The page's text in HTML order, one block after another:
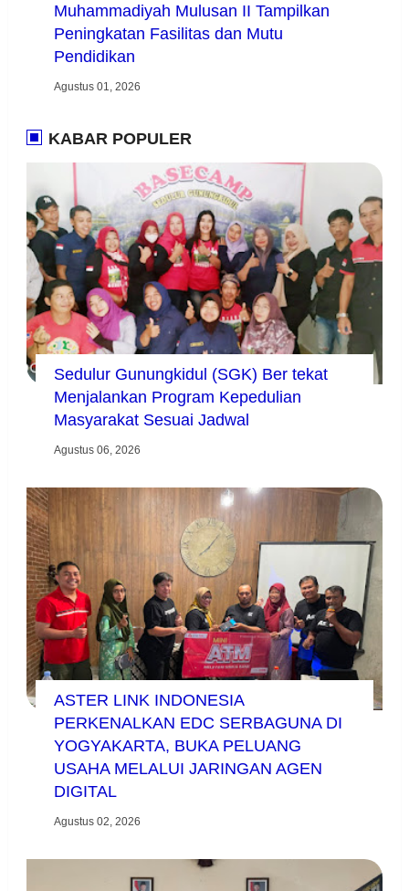
Muhammadiyah Mulusan II Tampilkan
Peningkatan Fasilitas dan Mutu
Pendidikan
Agustus 01, 2026
KABAR POPULER
Sedulur Gunungkidul (SGK) Ber tekat
Menjalankan Program Kepedulian
Masyarakat Sesuai Jadwal
Agustus 06, 2026
ASTER LINK INDONESIA
PERKENALKAN EDC SERBAGUNA DI
YOGYAKARTA, BUKA PELUANG
USAHA MELALUI JARINGAN AGEN
DIGITAL
Agustus 02, 2026